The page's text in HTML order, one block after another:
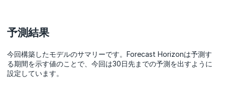
予測結果
今回構築したモデルのサマリーです。Forecast Horizonは予測す
る期間を示す値のことで、今回は30日先までの予測を出すように
設定しています。